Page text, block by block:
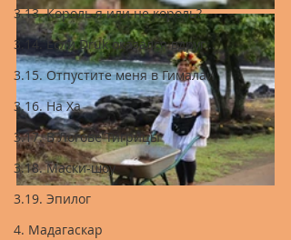
3.13. Король я или не король?
3.14. Если Druk оказался вдруг...
3.15. Отпустите меня в Гималаи
3.16. На Ха
3.17. В Логове Тигрицы
3.18. Маски-шоу
3.19. Эпилог
4. Мадагаскар